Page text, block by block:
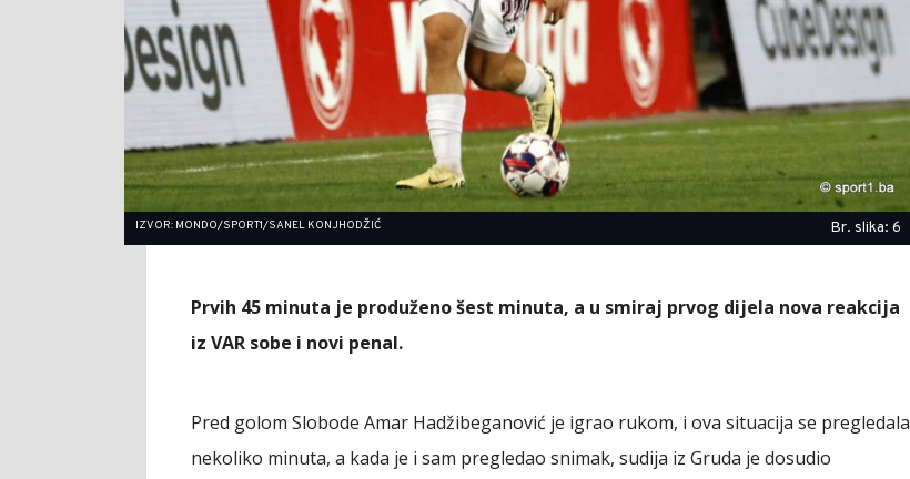
IZVOR: MONDO/SPORT1/SANEL KONJHODŽIĆ Br. slika: 6
Prvih 45 minuta je produženo šest minuta, a u smiraj prvog dijela nova reakcija
iz VAR sobe i novi penal.
Pred golom Slobode Amar Hadžibeganović je igrao rukom, i ova situacija se pregledala
nekoliko minuta, a kada je i sam pregledao snimak, sudija iz Gruda je dosudio